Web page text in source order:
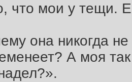
что мои у тещи.
она никогда
А моя